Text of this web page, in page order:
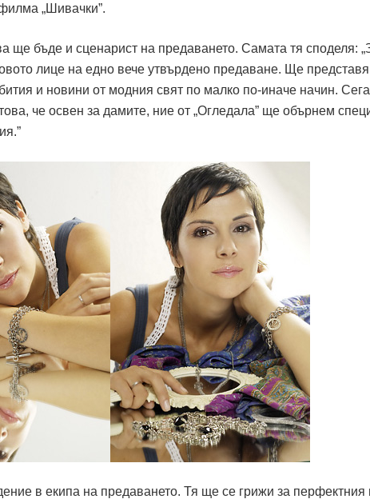
„Шивачки”.
ще бъде и сценарист на предаването. Самата тя споделя:
лице на едно вече утвърдено предаване. Ще
и новини от модния свят по малко по-иначе начин.
че освен за дамите, ние от „Огледала” ще обърнем
в екипа на предаването. Тя ще се грижи за перфектния